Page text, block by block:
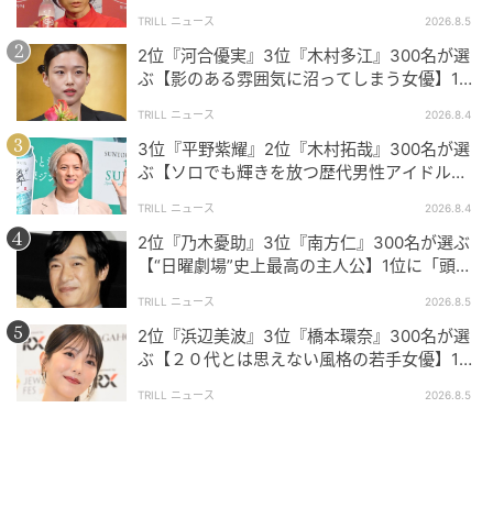
※本記事は、自社で募集したアンケートの回答者300名
の意見を集計した結果に基づき制作しています。社会
全体の意見を代表、あるいは断定するものではないこ
とを、あらかじめご了承ください。
※記事内の情報は執筆時点の内容です。
※コメントは原文ママ
※本記事は自社で募集したアンケートの回答結果をも
とにAIが本文を作成しておりますが、社内確認の後公
開を行っています。
調査方法：インターネットサービスによる任意回答
（自由回答式）
調査実施日：2026年4月14日
TRILL ニュース 2026.8.5
2位『河合優実』3位『木村多江』300名が選
ぶ【影のある雰囲気に沼ってしまう女優】1位
TRILL ニュース 2026.8.4
3位『平野紫耀』2位『木村拓哉』300名が選
ぶ【ソロでも輝きを放つ歴代男性アイドル】1
TRILL ニュース 2026.8.4
2位『乃木憂助』3位『南方仁』300名が選ぶ
【“日曜劇場”史上最高の主人公】1位に「頭
TRILL ニュース 2026.8.5
2位『浜辺美波』3位『橋本環奈』300名が選
ぶ【２０代とは思えない風格の若手女優】1位
TRILL ニュース 2026.8.5